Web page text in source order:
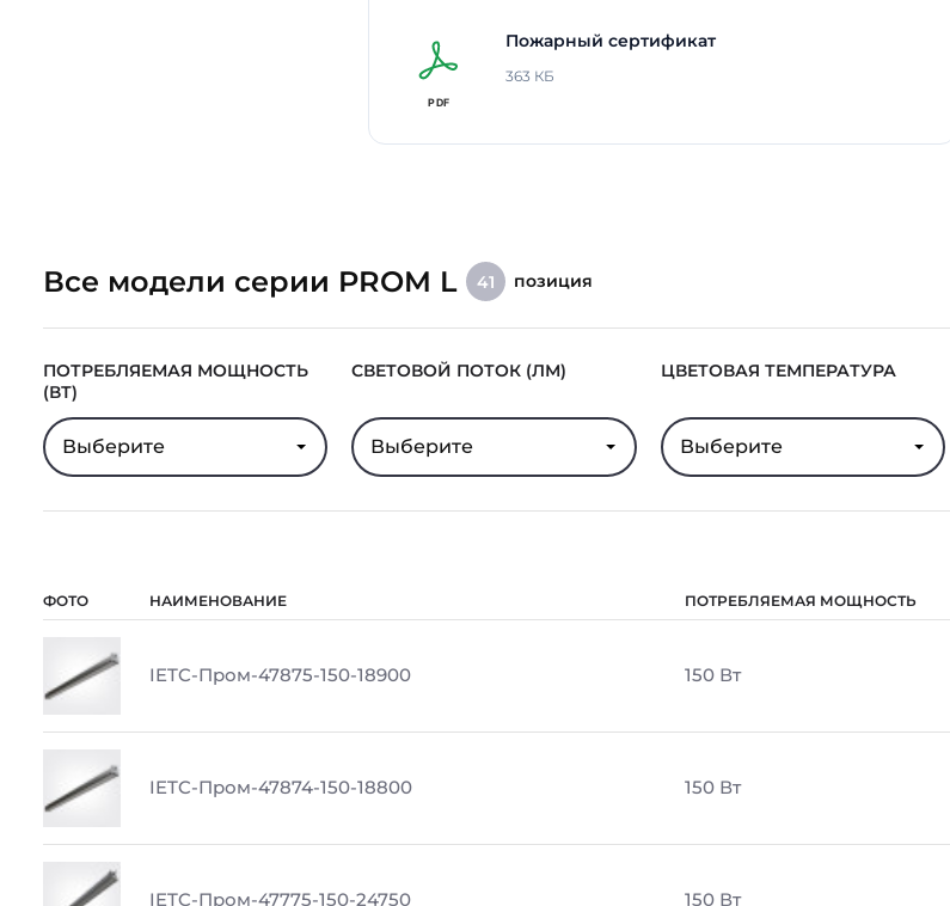
Пожарный сертификат
363 КБ
Все модели серии PROM L 41 позиция
ПОТРЕБЛЯЕМАЯ МОЩНОСТЬ
(ВТ)
Выберите
СВЕТОВОЙ ПОТОК (ЛМ)
Выберите
ЦВЕТОВАЯ ТЕМПЕРАТУРА
Выберите
ФОТО НАИМЕНОВАНИЕ ПОТРЕБЛЯЕМАЯ МОЩНОСТЬ
IETC-Пром-47875-150-18900 150 Вт
IETC-Пром-47874-150-18800 150 Вт
IETC-Пром-47775-150-24750 150 Вт